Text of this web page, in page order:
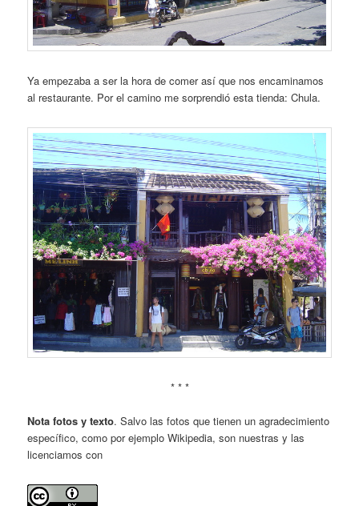
Ya empezaba a ser la hora de comer así que nos encaminamos
al restaurante. Por el camino me sorprendió esta tienda: Chula.
* * *
Nota fotos y texto. Salvo las fotos que tienen un agradecimiento
específico, como por ejemplo Wikipedia, son nuestras y las
licenciamos con